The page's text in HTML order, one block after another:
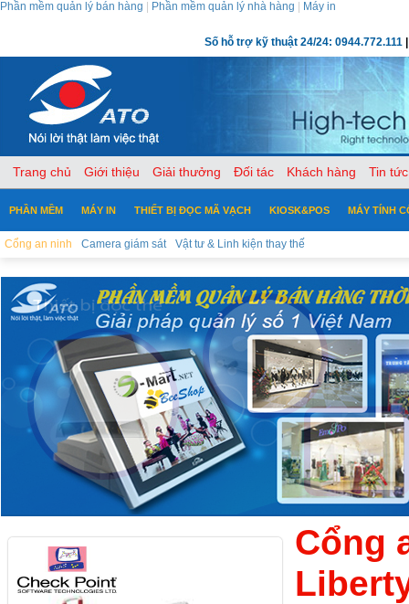
Phần mềm quản lý bán hàng Phần mềm quản lý nhà hàng Máy in
Số hỗ trợ kỹ thuật 24/24: 0944.772.111
Trang chủ Giới thiệu Giải thưởng Đối tác Khách hàng Tin tức
PHẦN MỀM MÁY IN THIẾT BỊ ĐỌC MÃ VẠCH KIOSK&POS MÁY TÍNH
Cổng an ninh Camera giám sát Vật tư & Linh kiện thay thế
Cổng